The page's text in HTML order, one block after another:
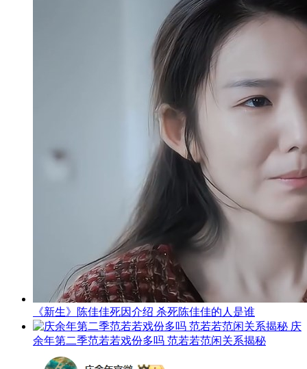
《新生》陈佳佳死因介绍 杀死陈佳佳的人是谁
庆
余年第二季范若若戏份多吗 范若若范闲关系揭秘